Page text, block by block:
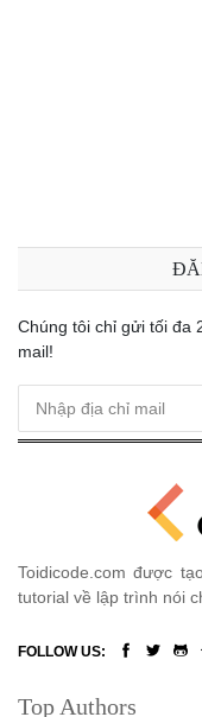
Chúng tôi chỉ gửi tối đa
mail!
Toidicode.com được
tutorial về lập trình nói
FOLLOW US:
Top Authors